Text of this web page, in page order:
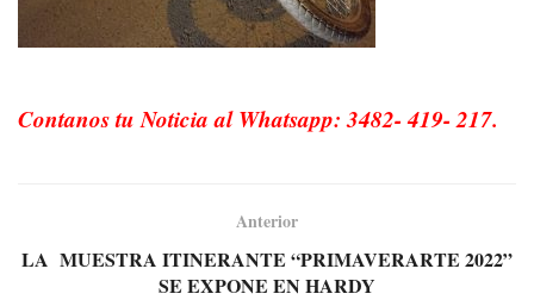
Contanos tu Noticia al Whatsapp: 3482- 419- 217.
Anterior
LA MUESTRA ITINERANTE “PRIMAVERARTE 2022”
SE EXPONE EN HARDY